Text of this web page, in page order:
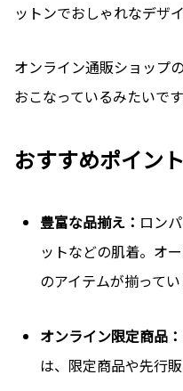
ットンでおしゃれなデザ
オンライン通販ショップ
おこなっているみたいです
おすすめポイン
豊富な品揃え： ロン
ットなどの肌着。オ
のアイテムが揃ってい
オンライン限定商品：
は、限定商品や先行